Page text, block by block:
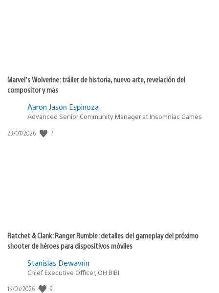
Marvel’s Wolverine: tráiler de historia, nuevo arte, revelación del
compositor y más
Aaron Jason Espinoza
Advanced Senior Community Manager at Insomniac Games
Fecha
23/07/2026 7
Ratchet & Clank: Ranger Rumble: detalles del gameplay del próximo
shooter de héroes para dispositivos móviles
Stanislas Dewavrin
Chief Executive Officer, OH BIBI
Fecha
15/07/2026 9